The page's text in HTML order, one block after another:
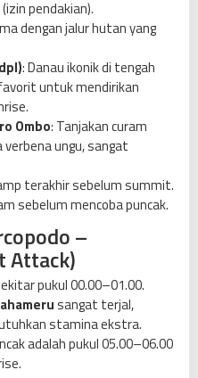
pendakian).
dengan jalur hutan yang
: Danau ikonik di tengah
untuk mendirikan
Ombo: Tanjakan curam
verbena ungu, sangat
terakhir sebelum summit.
sebelum mencoba puncak.
–
Attack)
pukul 00.00–01.00.
sangat terjal,
stamina ekstra.
adalah pukul 05.00–06.00